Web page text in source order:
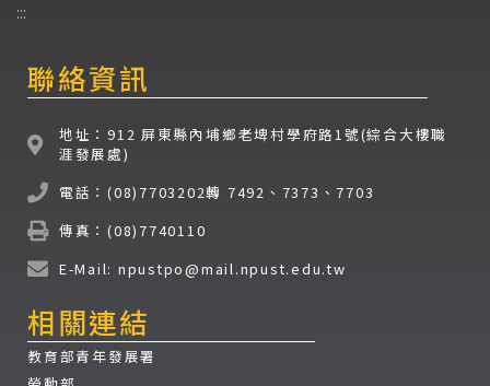
:::
聯絡資訊
地址：912 屏東縣內埔鄉老埤村學府路1號(綜合大樓職
涯發展處)
電話：(08)7703202轉 7492、7373、7703
傳真：(08)7740110
E-Mail: npustpo@mail.npust.edu.tw
相關連結
教育部青年發展署